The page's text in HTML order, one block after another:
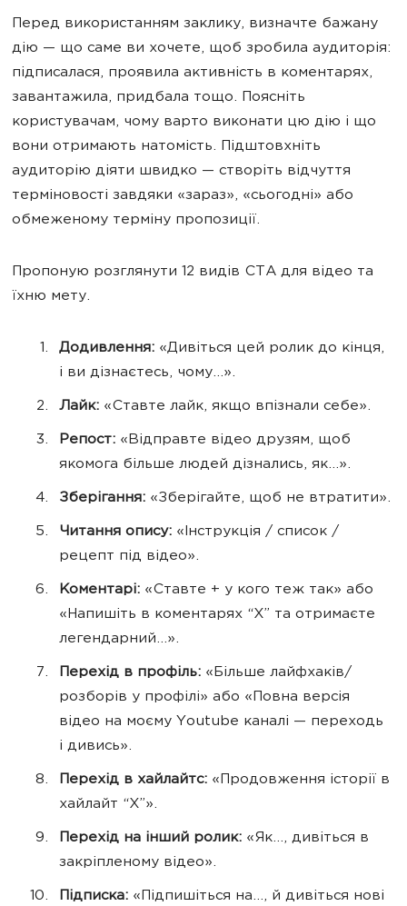
Перед використанням заклику, визначте бажану
дію — що саме ви хочете, щоб зробила аудиторія:
підписалася, проявила активність в коментарях,
завантажила, придбала тощо. Поясніть
користувачам, чому варто виконати цю дію і що
вони отримають натомість. Підштовхніть
аудиторію діяти швидко — створіть відчуття
терміновості завдяки «зараз», «сьогодні» або
обмеженому терміну пропозиції.
Пропоную розглянути 12 видів CTA для відео та
їхню мету.
Додивлення: «Дивіться цей ролик до кінця,
і ви дізнаєтесь, чому…».
Лайк: «Ставте лайк, якщо впізнали себе».
Репост: «Відправте відео друзям, щоб
якомога більше людей дізнались, як…».
Зберігання: «Зберігайте, щоб не втратити».
Читання опису: «Інструкція / список /
рецепт під відео».
Коментарі: «Ставте + у кого теж так» або
«Напишіть в коментарях “Х” та отримаєте
легендарний…».
Перехід в профіль: «Більше лайфхаків/
розборів у профілі» або «Повна версія
відео на моєму Youtube каналі — переходь
і дивись».
Перехід в хайлайтс: «Продовження історії в
хайлайт “Х”».
Перехід на інший ролик: «Як…, дивіться в
закріпленому відео».
Підписка: «Підпишіться на…, й дивіться нові